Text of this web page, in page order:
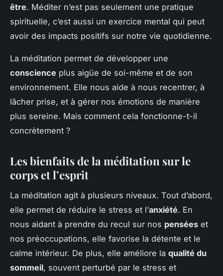
être. Méditer n’est pas seulement une pratique
spirituelle, c’est aussi un exercice mental qui peut
avoir des impacts positifs sur notre vie quotidienne.
La méditation permet de développer une
conscience plus aigüe de soi-même et de son
environnement. Elle nous aide à nous recentrer, à
lâcher prise, et à gérer nos émotions de manière
plus sereine. Mais comment cela fonctionne-t-il
concrètement ?
Les bienfaits de la méditation sur le
corps et l’esprit
La méditation agit à plusieurs niveaux. Tout d’abord,
elle permet de réduire le stress et l’anxiété. En
nous aidant à prendre du recul sur nos pensées et
nos préoccupations, elle favorise la détente et le
calme intérieur. De plus, elle améliore la qualité du
sommeil, souvent perturbé par le stress et